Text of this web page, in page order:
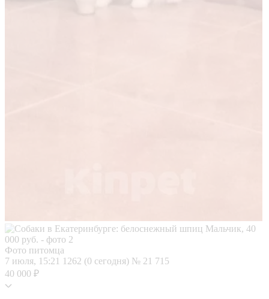
Фото питомца
7 июля, 15:21 1262 (0 сегодня) № 21 715
40 000 ₽